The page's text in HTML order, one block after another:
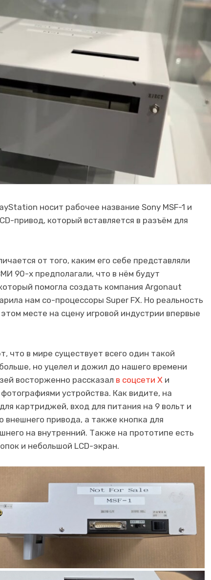
носит рабочее название Sony MSF-1 и
привод, который вставляется в разъём для
от того, каким его себе представляли
90-х предполагали, что в нём будут
помогла создать компания Argonaut
нам со-процессоры Super FX. Но реальность
месте на сцену игровой индустрии впервые
что в мире существует всего один такой
но уцелел и дожил до нашего времени
восторженно рассказал в соцсети Х и
устройства. Как видите, на
картриджей, вход для питания на 9 вольт и
внешнего привода, а также кнопка для
на внутренний. Также на прототипе есть
и небольшой LCD-экран.